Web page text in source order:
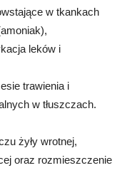
w tkankach
leków i
trawienia i
w tłuszczach.
żyły wrotnej,
oraz rozmieszczenie